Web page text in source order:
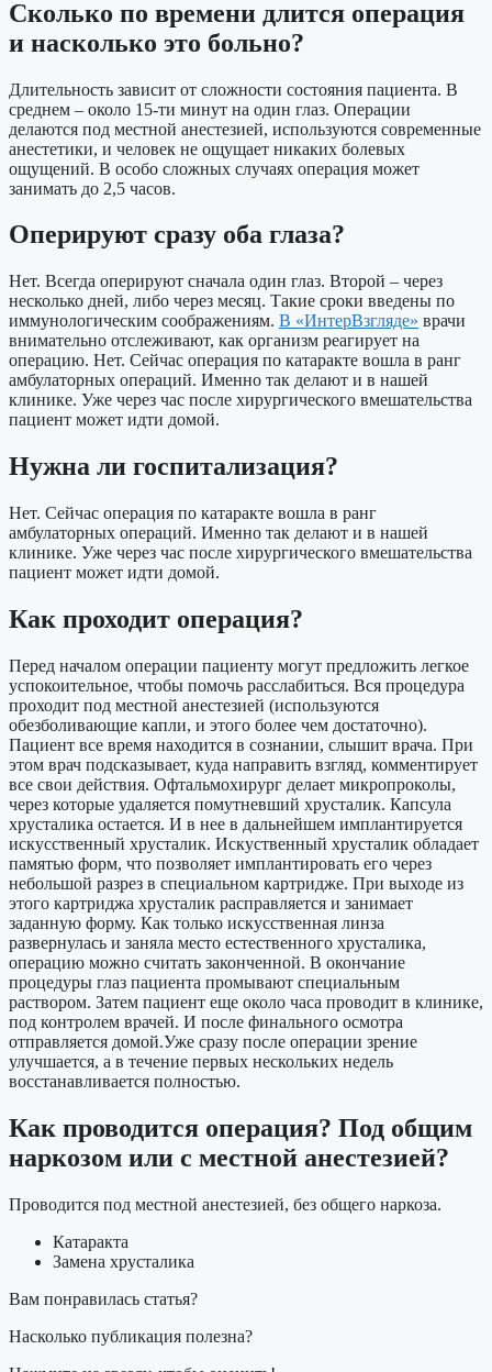
Сколько по времени длится операция
и насколько это больно?
Длительность зависит от сложности состояния пациента. В
среднем – около 15-ти минут на один глаз. Операции
делаются под местной анестезией, используются современные
анестетики, и человек не ощущает никаких болевых
ощущений. В особо сложных случаях операция может
занимать до 2,5 часов.
Оперируют сразу оба глаза?
Нет. Всегда оперируют сначала один глаз. Второй – через
несколько дней, либо через месяц. Такие сроки введены по
иммунологическим соображениям. В «ИнтерВзгляде» врачи
внимательно отслеживают, как организм реагирует на
операцию. Нет. Сейчас операция по катаракте вошла в ранг
амбулаторных операций. Именно так делают и в нашей
клинике. Уже через час после хирургического вмешательства
пациент может идти домой.
Нужна ли госпитализация?
Нет. Сейчас операция по катаракте вошла в ранг
амбулаторных операций. Именно так делают и в нашей
клинике. Уже через час после хирургического вмешательства
пациент может идти домой.
Как проходит операция?
Перед началом операции пациенту могут предложить легкое
успокоительное, чтобы помочь расслабиться. Вся процедура
проходит под местной анестезией (используются
обезболивающие капли, и этого более чем достаточно).
Пациент все время находится в сознании, слышит врача. При
этом врач подсказывает, куда направить взгляд, комментирует
все свои действия. Офтальмохирург делает микропроколы,
через которые удаляется помутневший хрусталик. Капсула
хрусталика остается. И в нее в дальнейшем имплантируется
искусственный хрусталик. Искуственный хрусталик обладает
памятью форм, что позволяет имплантировать его через
небольшой разрез в специальном картридже. При выходе из
этого картриджа хрусталик расправляется и занимает
заданную форму. Как только искусственная линза
развернулась и заняла место естественного хрусталика,
операцию можно считать законченной. В окончание
процедуры глаз пациента промывают специальным
раствором. Затем пациент еще около часа проводит в клинике,
под контролем врачей. И после финального осмотра
отправляется домой.Уже сразу после операции зрение
улучшается, а в течение первых нескольких недель
восстанавливается полностью.
Как проводится операция? Под общим
наркозом или с местной анестезией?
Проводится под местной анестезией, без общего наркоза.
Катаракта
Замена хрусталика
Вам понравилась статья?
Насколько публикация полезна?